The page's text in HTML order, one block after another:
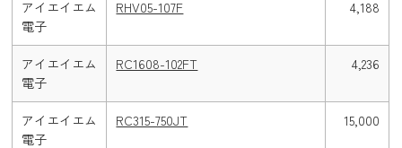
アイエイエム
電子
RHV05-107F 4,188
アイエイエム
電子
RC1608-102FT 4,236
アイエイエム
電子
RC315-750JT 15,000